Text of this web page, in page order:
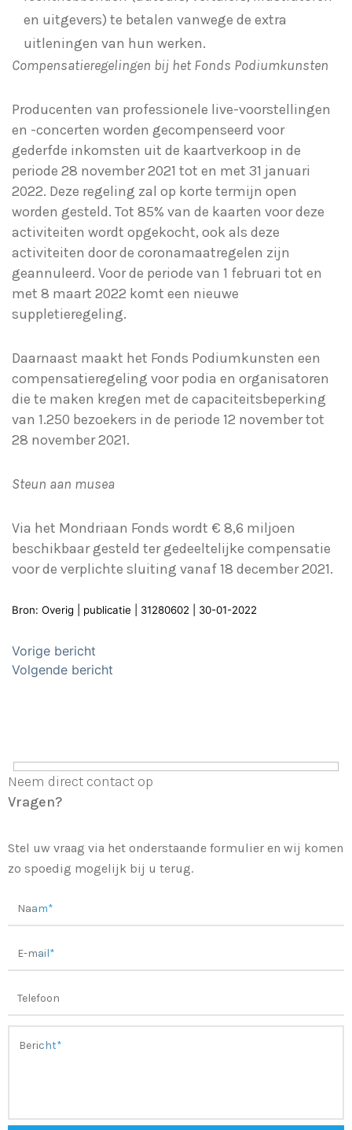
en uitgevers) te betalen vanwege de extra
uitleningen van hun werken.
Compensatieregelingen bij het Fonds Podiumkunsten
Producenten van professionele live-voorstellingen
en -concerten worden gecompenseerd voor
gederfde inkomsten uit de kaartverkoop in de
periode 28 november 2021 tot en met 31 januari
2022. Deze regeling zal op korte termijn open
worden gesteld. Tot 85% van de kaarten voor deze
activiteiten wordt opgekocht, ook als deze
activiteiten door de coronamaatregelen zijn
geannuleerd. Voor de periode van 1 februari tot en
met 8 maart 2022 komt een nieuwe
suppletieregeling.
Daarnaast maakt het Fonds Podiumkunsten een
compensatieregeling voor podia en organisatoren
die te maken kregen met de capaciteitsbeperking
van 1.250 bezoekers in de periode 12 november tot
28 november 2021.
Steun aan musea
Via het Mondriaan Fonds wordt € 8,6 miljoen
beschikbaar gesteld ter gedeeltelijke compensatie
voor de verplichte sluiting vanaf 18 december 2021.
Bron: Overig | publicatie | 31280602 | 30-01-2022
Bericht
navigatie
Vorige bericht
Volgende bericht
Neem direct contact op
Vragen?
Stel uw vraag via het onderstaande formulier en wij komen
zo spoedig mogelijk bij u terug.